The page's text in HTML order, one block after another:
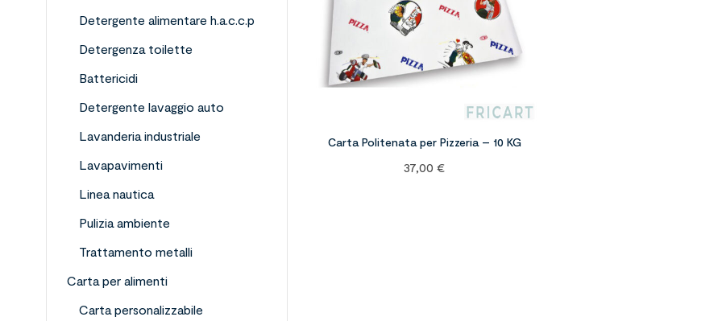
Carta Politenata per Pizzeria – 10 KG
37,00€
Detergente alimentare h.a.c.c.p
Detergenza toilette
Battericidi
Detergente lavaggio auto
Lavanderia industriale
Lavapavimenti
Linea nautica
Pulizia ambiente
Trattamento metalli
Carta per alimenti
Carta personalizzabile